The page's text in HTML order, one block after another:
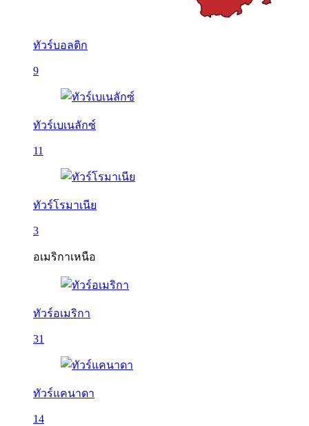
ทัวร์บอลติก
9
ทัวร์เบเนลักซ์
11
ทัวร์โรมาเนีย
3
อเมริกาเหนือ
ทัวร์อเมริกา
31
ทัวร์แคนาดา
14